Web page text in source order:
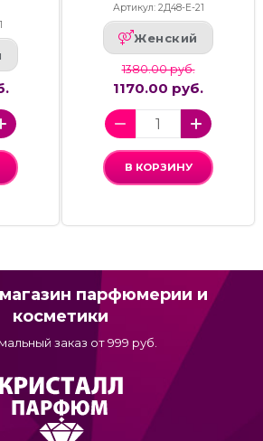
Артикул: 2Д48-Е-21
Женский
1380.00 руб.
1170.00 руб.
В КОРЗИНУ
парфюмерии и
косметики
заказ от 999 руб.